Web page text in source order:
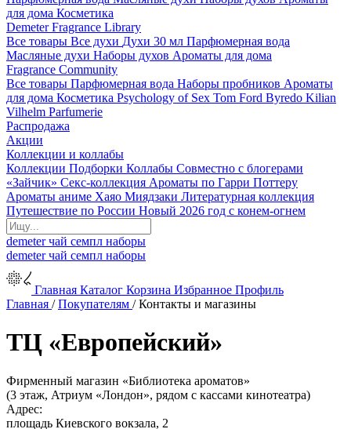
для дома Косметика
Demeter Fragrance Library
Все товары Все духи Духи 30 мл Парфюмерная вода
Масляные духи Наборы духов Ароматы для дома
Fragrance Community
Все товары Парфюмерная вода Наборы пробников Ароматы
для дома Косметика Psychology of Sex Tom Ford Byredo Kilian
Vilhelm Parfumerie
Распродажа
Акции
Коллекции и коллабы
Коллекции Подборки Коллабы Совместно с блогерами
«Зайчик» Секс-коллекция Ароматы по Гарри Поттеру
Ароматы аниме Хаяо Миядзаки Литературная коллекция
Путешествие по России Новый 2026 год с конем-огнем
demeterчай семпл наборы
demeterчай семпл наборы
Главная Каталог Корзина Избранное Профиль
Главная /Покупателям /Контакты и магазины
ТЦ «Европейский»
Фирменный магазин «Библиотека ароматов»
(3 этаж, Атриум «Лондон», рядом с кассами кинотеатра)
Адрес:
площадь Киевского вокзала, 2